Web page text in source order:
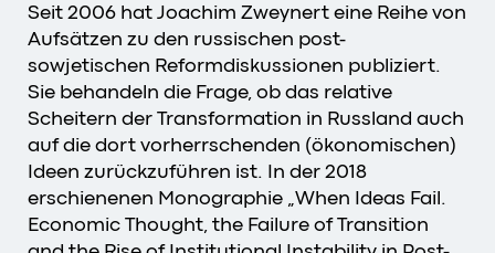
Seit 2006 hat Joachim Zweynert eine Reihe von
Aufsätzen zu den russischen post-
sowjetischen Reformdiskussionen publiziert.
Sie behandeln die Frage, ob das relative
Scheitern der Transformation in Russland auch
auf die dort vorherrschenden (ökonomischen)
Ideen zurückzuführen ist. In der 2018
erschienenen Monographie „When Ideas Fail.
Economic Thought, the Failure of Transition